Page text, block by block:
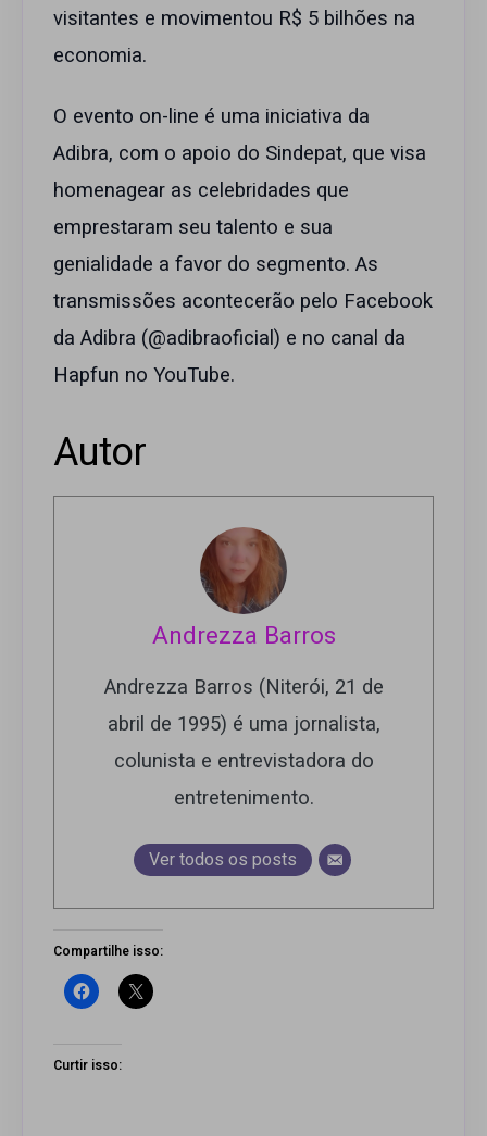
visitantes e movimentou R$ 5 bilhões na
economia.
O evento on-line é uma iniciativa da
Adibra, com o apoio do Sindepat, que visa
homenagear as celebridades que
emprestaram seu talento e sua
genialidade a favor do segmento. As
transmissões acontecerão pelo Facebook
da Adibra (@adibraoficial) e no canal da
Hapfun no YouTube.
Autor
Andrezza Barros
Andrezza Barros (Niterói, 21 de
abril de 1995) é uma jornalista,
colunista e entrevistadora do
entretenimento.
Ver todos os posts
Compartilhe isso:
Curtir isso: